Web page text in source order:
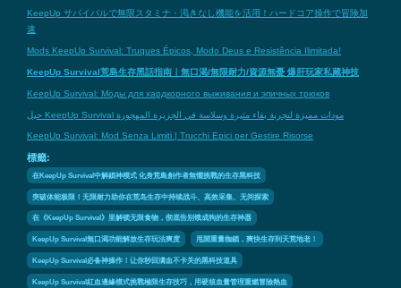
KeepUp サバイバルで無限スタミナ・渇きなし機能を活用！ハードコア操作で冒険加
速
Mods KeepUp Survival: Truques Épicos, Modo Deus e Resistência Ilimitada!
KeepUp Survival荒島生存黑話指南｜無口渴/無限耐力/資源無憂 爆肝玩家私藏神技
KeepUp Survival: Моды для хардкорного выживания и эпичных трюков
حيل KeepUp Survival مودات مميزة لتجربة بقاء مثيرة وسلاسة في الجزيرة المهجورة
KeepUp Survival: Mod Senza Limiti | Trucchi Epici per Gestire Risorse
標籤:
在KeepUp Survival中解鎖神模式 化身荒島創作者無懼挑戰的生存黑科技
突破体能极限！无限耐力助你在荒岛生存中持续战斗、高效采集、无间探索
在《KeepUp Survival》里解锁无限食物，彻底告别饿成狗的生存神器
KeepUp Survival無口渴功能解放生存玩法爽度 甩開重量枷鎖，爽快生存到天荒地老！
KeepUp Survival必备神操作！让你秒回满血不卡关的黑科技道具
KeepUp Survival紅血邊緣模式挑戰極限生存技巧，用硬核血量管理重燃冒險熱血